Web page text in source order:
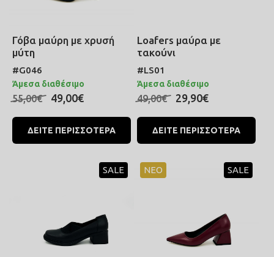
Γόβα μαύρη με χρυσή
μύτη
#G046
Άμεσα διαθέσιμο
55,00€ 49,00€
ΔΕΙΤΕ ΠΕΡΙΣΣΟΤΕΡΑ
Loafers μαύρα με
τακούνι
#LS01
Άμεσα διαθέσιμο
49,00€ 29,90€
ΔΕΙΤΕ ΠΕΡΙΣΣΟΤΕΡΑ
SALE ΝΕΟ SALE